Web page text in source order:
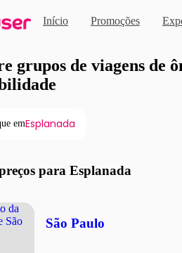
Início Promoções
de ônibus em
grupos de viagens de
emEsplanada
para Esplanada
São Paulo